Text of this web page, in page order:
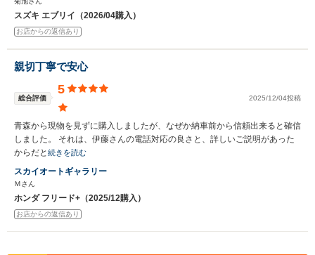
スズキ エブリイ（2026/04購入）
お店からの返信あり
親切丁寧で安心
総合評価
5
2025/12/04投稿
青森から現物を見ずに購入しましたが、なぜか納車前から信頼出来ると確信
しました。 それは、伊藤さんの電話対応の良さと、詳しいご説明があった
からだと 続きを読む
スカイオートギャラリー
Ｍさん
ホンダ フリード+（2025/12購入）
お店からの返信あり